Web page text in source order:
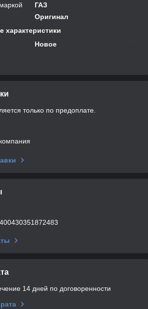
ГАЗ
Оригинал
характеристики
Новое
только по предоплате.
14 дней по договоренности